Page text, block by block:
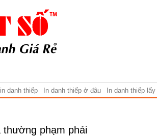
danh thiếp In danh thiếp ở đâu In danh thiếp
thường phạm phải